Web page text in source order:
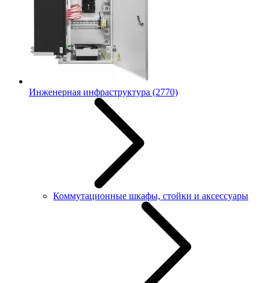
Инженерная инфраструктура (2770)
Коммутационные шкафы, стойки и аксессуары